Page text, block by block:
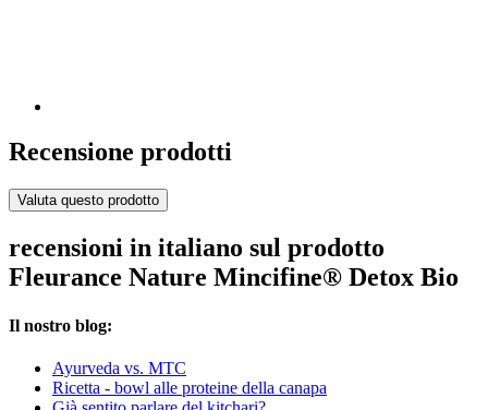
Recensione prodotti
Valuta questo prodotto
recensioni in italiano sul prodotto
Fleurance Nature Mincifine® Detox Bio
Il nostro blog:
Ayurveda vs. MTC
Ricetta - bowl alle proteine della canapa